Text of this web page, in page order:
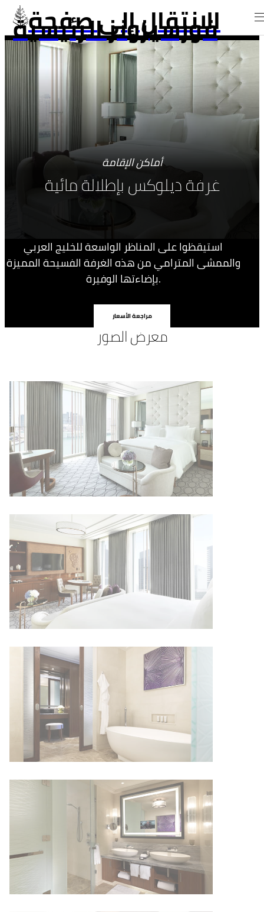
الانتقال إلى صفحة
فورسيزونز الرئيسية
أماكن الإقامة
غرفة ديلوكس بإطلالة مائية
استيقظوا على المناظر الواسعة للخليج العربي
والممشى المترامي من هذه الغرفة الفسيحة المميزة
بإضاءتها الوفيرة.
مراجعة الأسعار
معرض الصور